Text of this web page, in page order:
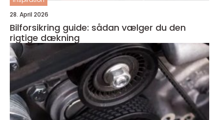
28. April 2026
Bilforsikring guide: sådan vælger du den
rigtige dækning